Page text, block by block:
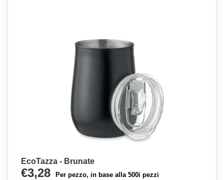
EcoTazza - Brunate
€3,28 Per pezzo, in base alla 500i pezzi